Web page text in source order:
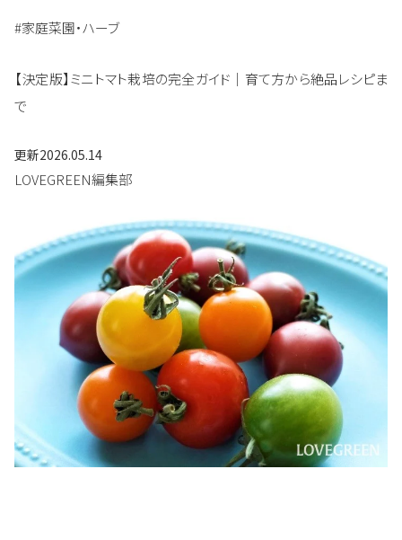
#家庭菜園・ハーブ
【決定版】ミニトマト栽培の完全ガイド｜育て方から絶品レシピま
で
更新2026.05.14
LOVEGREEN編集部